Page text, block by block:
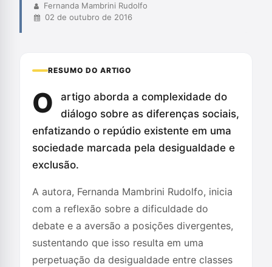
Fernanda Mambrini Rudolfo
02 de outubro de 2016
RESUMO DO ARTIGO
O
artigo aborda a complexidade do
diálogo sobre as diferenças sociais,
enfatizando o repúdio existente em uma
sociedade marcada pela desigualdade e
exclusão.
A autora, Fernanda Mambrini Rudolfo, inicia
com a reflexão sobre a dificuldade do
debate e a aversão a posições divergentes,
sustentando que isso resulta em uma
perpetuação da desigualdade entre classes